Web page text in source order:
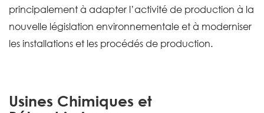
principalement à adapter l’activité de production à la
nouvelle législation environnementale et à moderniser
les installations et les procédés de production.
Usines Chimiques et